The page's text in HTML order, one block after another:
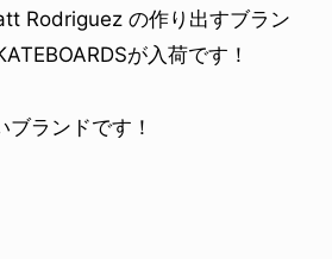
Rodriguez の作り出すブラン
が入荷です！
ランドです！